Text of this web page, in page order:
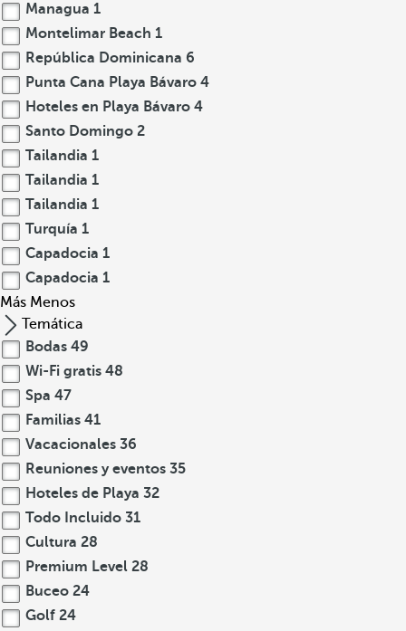
Managua 1
Montelimar Beach 1
República Dominicana 6
Punta Cana Playa Bávaro 4
Hoteles en Playa Bávaro 4
Santo Domingo 2
Tailandia 1
Tailandia 1
Tailandia 1
Turquía 1
Capadocia 1
Capadocia 1
Más Menos
Temática
Bodas 49
Wi-Fi gratis 48
Spa 47
Familias 41
Vacacionales 36
Reuniones y eventos 35
Hoteles de Playa 32
Todo Incluido 31
Cultura 28
Premium Level 28
Buceo 24
Golf 24